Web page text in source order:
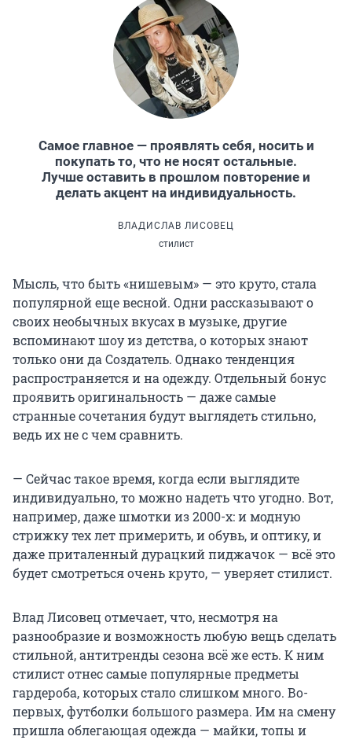
Самое главное — проявлять себя, носить и
покупать то, что не носят остальные.
Лучше оставить в прошлом повторение и
делать акцент на индивидуальность.
ВЛАДИСЛАВ ЛИСОВЕЦ
стилист
Мысль, что быть «нишевым» — это круто, стала
популярной еще весной. Одни рассказывают о
своих необычных вкусах в музыке, другие
вспоминают шоу из детства, о которых знают
только они да Создатель. Однако тенденция
распространяется и на одежду. Отдельный бонус
проявить оригинальность — даже самые
странные сочетания будут выглядеть стильно,
ведь их не с чем сравнить.
— Сейчас такое время, когда если выглядите
индивидуально, то можно надеть что угодно. Вот,
например, даже шмотки из 2000-х: и модную
стрижку тех лет примерить, и обувь, и оптику, и
даже приталенный дурацкий пиджачок — всё это
будет смотреться очень круто, — уверяет стилист.
Влад Лисовец отмечает, что, несмотря на
разнообразие и возможность любую вещь сделать
стильной, антитренды сезона всё же есть. К ним
стилист отнес самые популярные предметы
гардероба, которых стало слишком много. Во-
первых, футболки большого размера. Им на смену
пришла облегающая одежда — майки, топы и